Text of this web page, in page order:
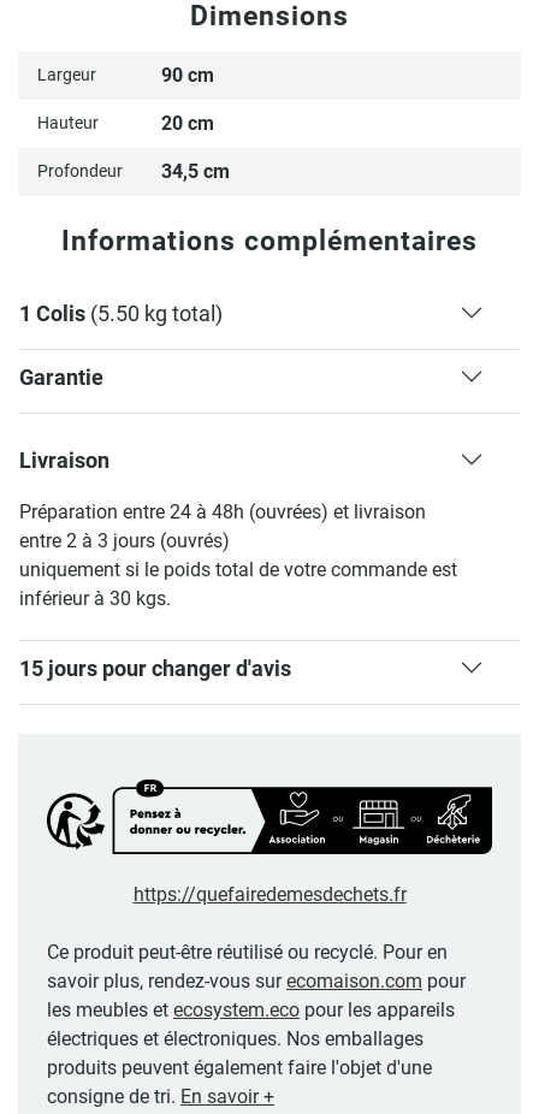
Dimensions
Largeur 90 cm
Hauteur 20 cm
Profondeur 34,5 cm
Informations complémentaires
1 Colis (5.50 kg total)
Garantie
Livraison
Préparation entre 24 à 48h (ouvrées) et livraison
entre 2 à 3 jours (ouvrés)
uniquement si le poids total de votre commande est
inférieur à 30 kgs.
15 jours pour changer d'avis
https://quefairedemesdechets.fr
Ce produit peut-être réutilisé ou recyclé. Pour en
savoir plus, rendez-vous surecomaison.com pour
les meubles et ecosystem.eco pour les appareils
électriques et électroniques. Nos emballages
produits peuvent également faire l'objet d'une
consigne de tri. En savoir +